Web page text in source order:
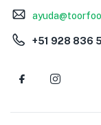
+51 928 836